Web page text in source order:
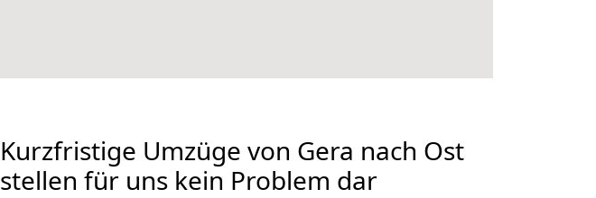
Kurzfristige Umzüge von Gera nach Ost
stellen für uns kein Problem dar